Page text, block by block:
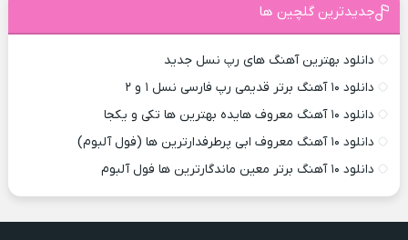
جدیدترین گلچین ها
دانلود بهترین آهنگ های رپ نسل جدید
دانلود ۱۰ آهنگ برتر قدیمی رپ فارسی نسل ۱ و ۲
دانلود ۱۰ آهنگ معروف هایده بهترین ها تکی و یکجا
دانلود ۱۰ آهنگ معروف ابی پرطرفدارترین ها (فول آلبوم)
دانلود ۱۰ آهنگ برتر معین ماندگارترین ها فول آلبوم